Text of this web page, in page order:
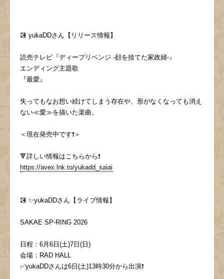
💽 yukaDDさん【リリース情報】
読売テレビ『ディープリベンジ -顔を捨てた家政婦-』
エンディング主題歌
『最愛』
失ってもなお想い続けてしまう存在や、形がなくなっても消え
ない≪愛≫を描いた楽曲。
＜現在発売中です❗️＞
🔻詳しい情報はこちらから❗️
https://avex.lnk.to/yukadd_saiai
💽 ✨yukaDDさん【ライブ情報】
SAKAE SP-RING 2026
日程：6月6日(土)7日(日)
会場：RAD HALL
✅yukaDDさんは6日(土)13時30分から出演❗️